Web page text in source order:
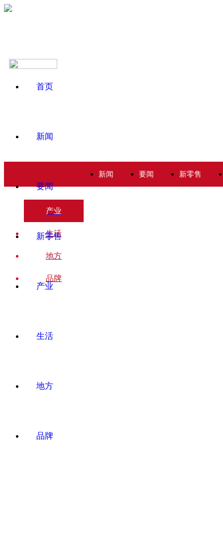
首页
新闻
要闻
新零售
产业
生活
地方
品牌
新闻 要闻 新零售
产业
生活
地方
品牌